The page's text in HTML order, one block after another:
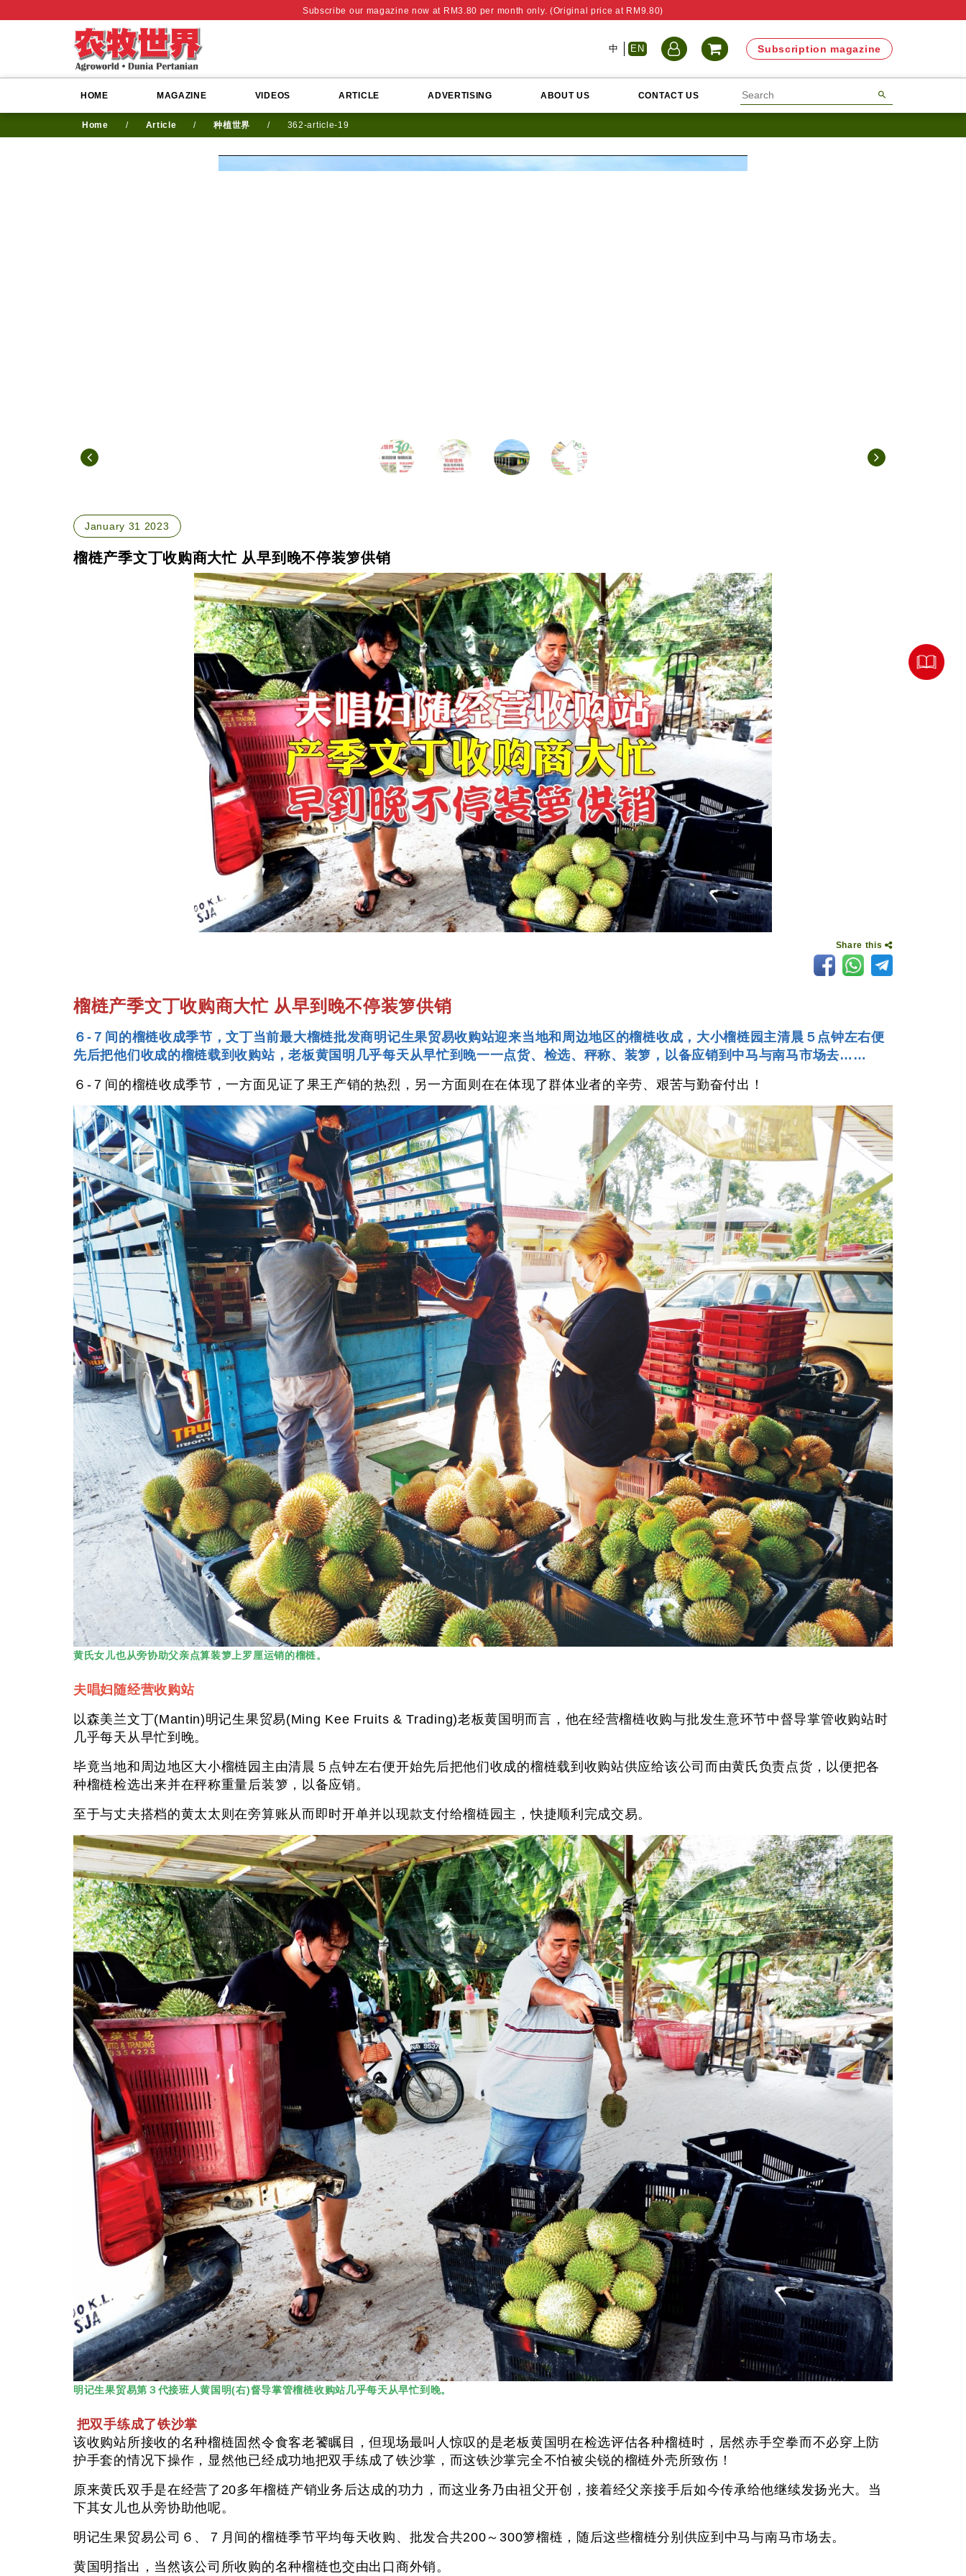
Subscribe our magazine now at RM3.80 per month only. (Original price at RM9.80)
中 EN Subscription magazine
HOME MAGAZINE VIDEOS ARTICLE ADVERTISING ABOUT US CONTACT US
Home / Article / 种植世界 / 362-article-19
January 31 2023
榴梿产季文丁收购商大忙 从早到晚不停装箩供销
Share this
榴梿产季文丁收购商大忙 从早到晚不停装箩供销
６-７间的榴梿收成季节，文丁当前最大榴梿批发商明记生果贸易收购站迎来当地和周边地区的榴梿收成，大小榴梿园主清晨５点钟左右便
先后把他们收成的榴梿载到收购站，老板黄国明几乎每天从早忙到晚一一点货、检选、秤称、装箩，以备应销到中马与南马市场去……
６-７间的榴梿收成季节，一方面见证了果王产销的热烈，另一方面则在在体现了群体业者的辛劳、艰苦与勤奋付出！
黄氏女儿也从旁协助父亲点算装箩上罗厘运销的榴梿。
夫唱妇随经营收购站
以森美兰文丁(Mantin)明记生果贸易(Ming Kee Fruits & Trading)老板黄国明而言，他在经营榴梿收购与批发生意环节中督导掌管收购站时
几乎每天从早忙到晚。
毕竟当地和周边地区大小榴梿园主由清晨５点钟左右便开始先后把他们收成的榴梿载到收购站供应给该公司而由黄氏负责点货，以便把各
种榴梿检选出来并在秤称重量后装箩，以备应销。
至于与丈夫搭档的黄太太则在旁算账从而即时开单并以现款支付给榴梿园主，快捷顺利完成交易。
明记生果贸易第３代接班人黄国明(右)督导掌管榴梿收购站几乎每天从早忙到晚。
把双手练成了铁沙掌
该收购站所接收的名种榴梿固然令食客老饕瞩目，但现场最叫人惊叹的是老板黄国明在检选评估各种榴梿时，居然赤手空拳而不必穿上防
护手套的情况下操作，显然他已经成功地把双手练成了铁沙掌，而这铁沙掌完全不怕被尖锐的榴梿外壳所致伤！
原来黄氏双手是在经营了20多年榴梿产销业务后达成的功力，而这业务乃由祖父开创，接着经父亲接手后如今传承给他继续发扬光大。当
下其女儿也从旁协助他呢。
明记生果贸易公司６、７月间的榴梿季节平均每天收购、批发合共200～300箩榴梿，随后这些榴梿分别供应到中马与南马市场去。
黄国明指出，当然该公司所收购的名种榴梿也交由出口商外销。